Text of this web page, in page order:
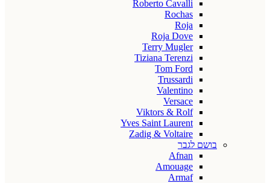
Roberto Cavalli
Rochas
Roja
Roja Dove
Terry Mugler
Tiziana Terenzi
Tom Ford
Trussardi
Valentino
Versace
Viktors & Rolf
Yves Saint Laurent
Zadig & Voltaire
בושם לגבר
Afnan
Amouage
Armaf